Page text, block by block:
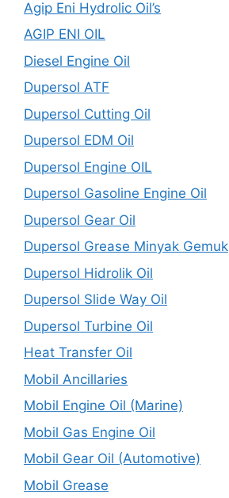
Agip Eni Hydrolic Oil’s
AGIP ENI OIL
Diesel Engine Oil
Dupersol ATF
Dupersol Cutting Oil
Dupersol EDM Oil
Dupersol Engine OIL
Dupersol Gasoline Engine Oil
Dupersol Gear Oil
Dupersol Grease Minyak Gemuk
Dupersol Hidrolik Oil
Dupersol Slide Way Oil
Dupersol Turbine Oil
Heat Transfer Oil
Mobil Ancillaries
Mobil Engine Oil (Marine)
Mobil Gas Engine Oil
Mobil Gear Oil (Automotive)
Mobil Grease